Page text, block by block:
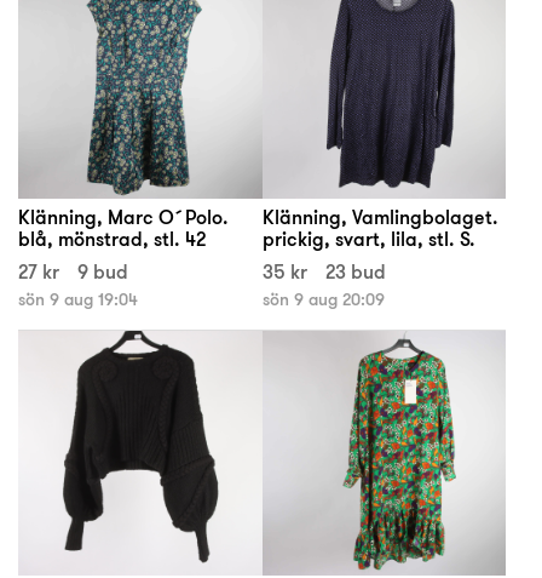
Klänning, Marc O´Polo.
blå, mönstrad, stl. 42
27 kr
9 bud
sön 9 aug 19:04
Klänning, Vamlingbolaget.
prickig, svart, lila, stl. S.
35 kr
23 bud
sön 9 aug 20:09